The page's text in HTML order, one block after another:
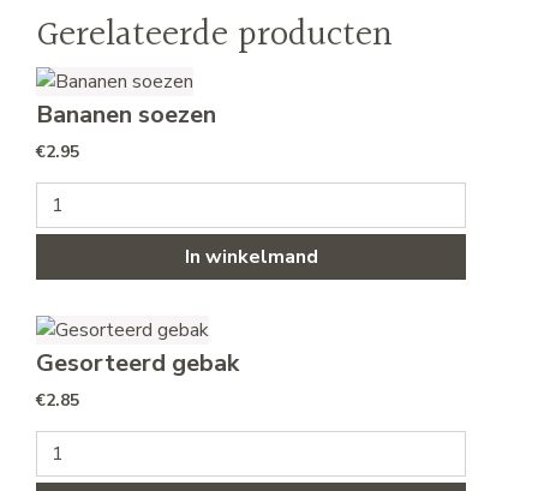
Gerelateerde producten
Bananen soezen
€2.95
Bananen soezen aantal
In winkelmand
Gesorteerd gebak
€2.85
Gesorteerd gebak aantal